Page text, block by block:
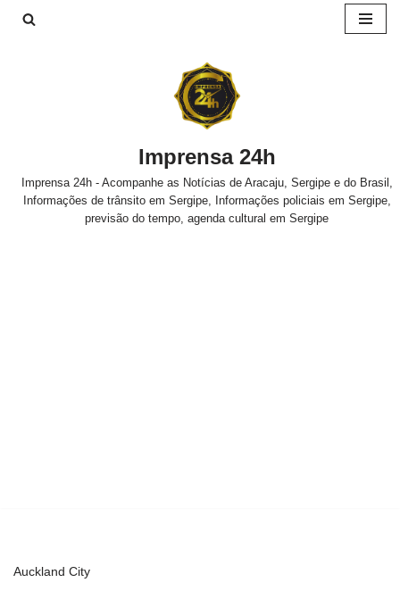
Imprensa 24h
Imprensa 24h - Acompanhe as Notícias de Aracaju, Sergipe e do Brasil,
Informações de trânsito em Sergipe, Informações policiais em Sergipe,
previsão do tempo, agenda cultural em Sergipe
Auckland City